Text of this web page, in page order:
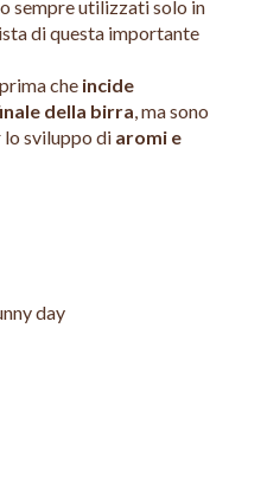
sempre utilizzati solo in
di questa importante
che incide
della birra, ma sono
sviluppo di aromi e